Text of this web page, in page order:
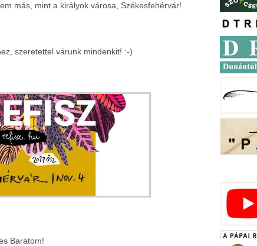
más, mint a királyok városa, Székesfehérvár!
szeretettel várunk mindenkit! :-)
Barátom!